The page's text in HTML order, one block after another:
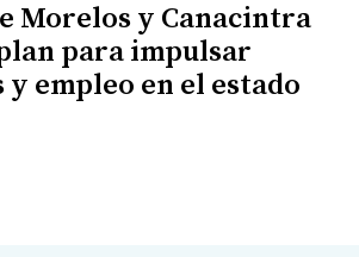
Morelos y Canacintra
para impulsar
empleo en el estado